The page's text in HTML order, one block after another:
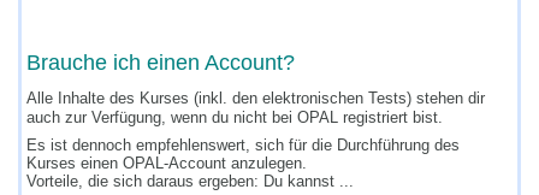
Brauche ich einen Account?
Alle Inhalte des Kurses (inkl. den elektronischen Tests) stehen dir
auch zur Verfügung, wenn du nicht bei OPAL registriert bist.
Es ist dennoch empfehlenswert, sich für die Durchführung des
Kurses einen OPAL-Account anzulegen.
Vorteile, die sich daraus ergeben: Du kannst ...